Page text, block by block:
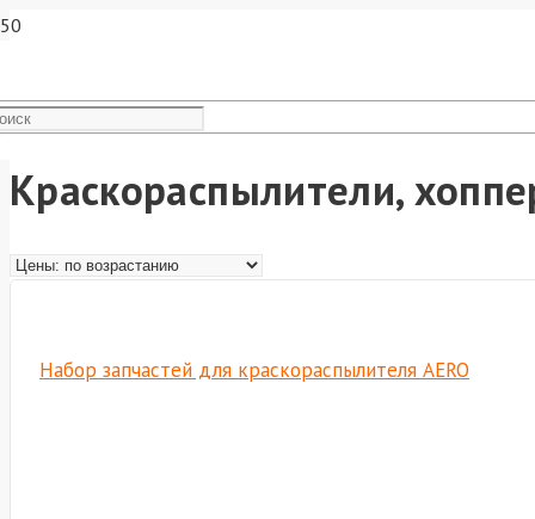
Краскораспылители,
Набор запчастей для краскораспылителя AERO